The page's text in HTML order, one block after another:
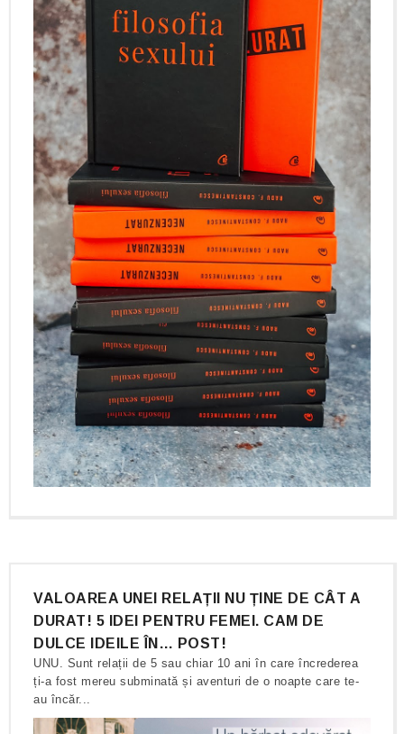
VALOAREA UNEI RELAȚII NU ȚINE DE CÂT A
DURAT! 5 IDEI PENTRU FEMEI. CAM DE
DULCE IDEILE ÎN… POST!
UNU. Sunt relații de 5 sau chiar 10 ani în care încrederea
ți-a fost mereu subminată și aventuri de o noapte care te-
au încăr...